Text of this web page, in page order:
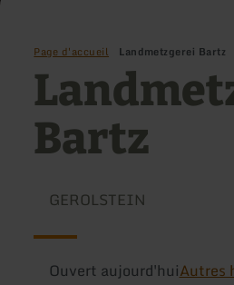
Page d'accueil Landmetzgerei Bartz
Bartz
GEROLSTEIN
Ouvert aujourd'huiAutres